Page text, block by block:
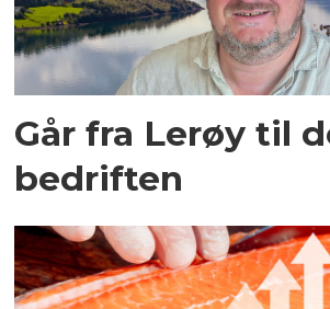
Går fra Lerøy til
bedriften